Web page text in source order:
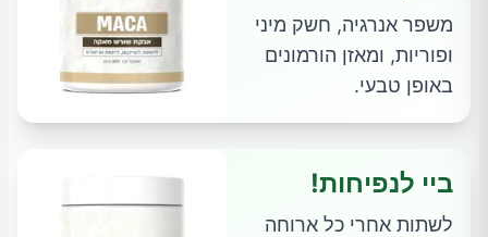
משפר אנרגיה, חשק מיני
ופוריות, ומאזן הורמונים
באופן טבעי.
ביי לנפיחות!
לשתות אחרי כל ארוחה